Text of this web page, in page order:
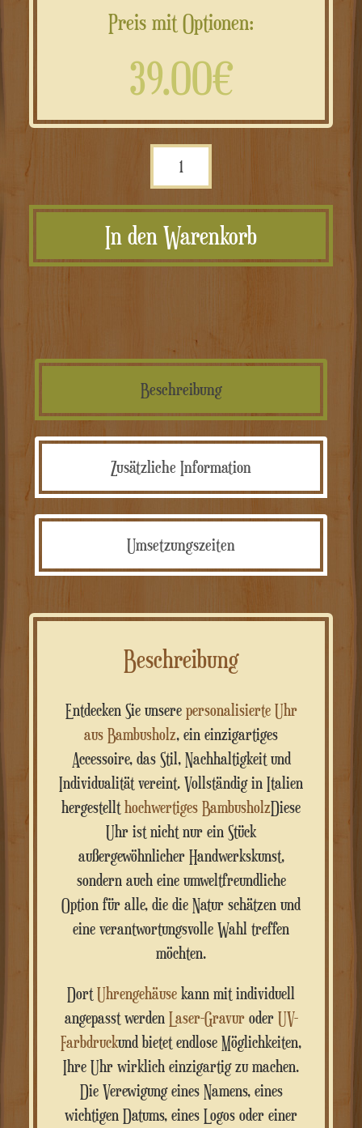
Preis mit Optionen:
39.00€
uomo
in
legno
di
In den Warenkorb
Beschreibung
Zusätzliche Information
Umsetzungszeiten
Beschreibung
Entdecken Sie unsere personalisierte Uhr
aus Bambusholz, ein einzigartiges
Accessoire, das Stil, Nachhaltigkeit und
Individualität vereint. Vollständig in Italien
hergestellt hochwertiges BambusholzDiese
Uhr ist nicht nur ein Stück
außergewöhnlicher Handwerkskunst,
sondern auch eine umweltfreundliche
Option für alle, die die Natur schätzen und
eine verantwortungsvolle Wahl treffen
möchten.
Dort Uhrengehäuse kann mit individuell
angepasst werden Laser-Gravuroder UV-
Farbdruckund bietet endlose Möglichkeiten,
Ihre Uhr wirklich einzigartig zu machen.
Die Verewigung eines Namens, eines
wichtigen Datums, eines Logos oder einer